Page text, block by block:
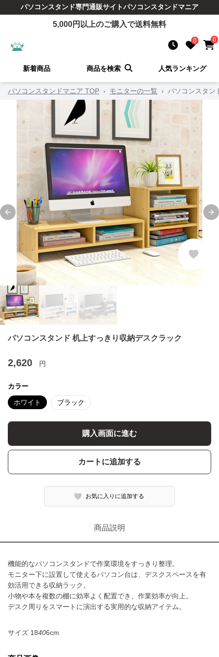
パソコンスタンド専門通販サイトパソコンスタンドマニア
5,000円以上のご購入で送料無料
0 0
新着商品 商品を検索 人気ランキング
パソコンスタンドマニア TOP › モニターの一覧 › パソコンスタン
Previous slide
パソコンスタンド 机上すっきり収納デスクラック
2,620 円
カラー
ホワイト ブラック
購入画面に進む
カートに追加する
お気に入りに追加する
商品説明
機能的なパソコンスタンドで作業環境をすっきり整理。
モニター下に設置して使えるパソコン台は、デスクスペースを有
効活用できる収納ラック。
小物や本を複数の棚に効率よく配置でき、作業効率が向上。
デスク周りをスマートに演出する実用的な収納アイテム。
サイズ 18406cm